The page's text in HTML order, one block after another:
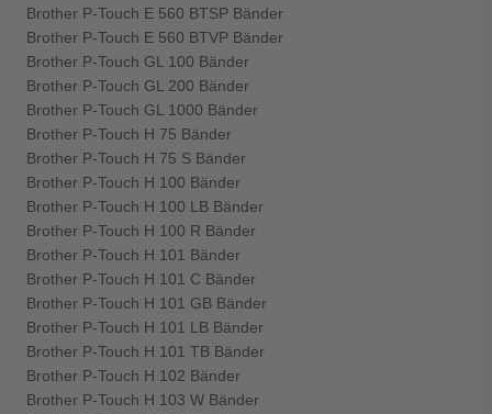
Brother P-Touch E 560 BTSP Bänder
Brother P-Touch E 560 BTVP Bänder
Brother P-Touch GL 100 Bänder
Brother P-Touch GL 200 Bänder
Brother P-Touch GL 1000 Bänder
Brother P-Touch H 75 Bänder
Brother P-Touch H 75 S Bänder
Brother P-Touch H 100 Bänder
Brother P-Touch H 100 LB Bänder
Brother P-Touch H 100 R Bänder
Brother P-Touch H 101 Bänder
Brother P-Touch H 101 C Bänder
Brother P-Touch H 101 GB Bänder
Brother P-Touch H 101 LB Bänder
Brother P-Touch H 101 TB Bänder
Brother P-Touch H 102 Bänder
Brother P-Touch H 103 W Bänder